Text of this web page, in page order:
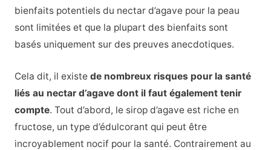
bienfaits potentiels du nectar d’agave pour la peau
sont limitées et que la plupart des bienfaits sont
basés uniquement sur des preuves anecdotiques.
Cela dit, il existe de nombreux risques pour la santé
liés au nectar d’agave dont il faut également tenir
compte. Tout d’abord, le sirop d’agave est riche en
fructose, un type d’édulcorant qui peut être
incroyablement nocif pour la santé. Contrairement au